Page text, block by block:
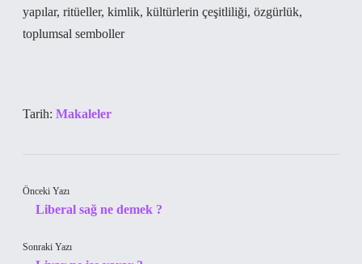
yapılar, ritüeller, kimlik, kültürlerin çeşitliliği, özgürlük,
toplumsal semboller
Tarih: Makaleler
Önceki Yazı
Liberal sağ ne demek ?
Sonraki Yazı